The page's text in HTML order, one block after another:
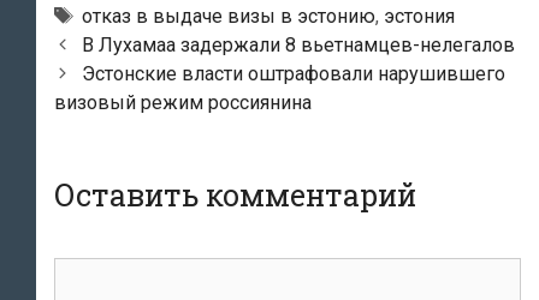
Метки
отказ в выдаче визы в эстонию, эстония
Навигация
по
записям
В Лухамаа задержали 8 вьетнамцев-нелегалов
Эстонские власти оштрафовали нарушившего
визовый режим россиянина
Оставить комментарий